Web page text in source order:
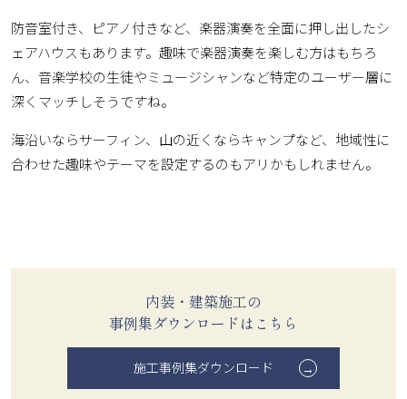
防音室付き、ピアノ付きなど、楽器演奏を全面に押し出したシ
ェアハウスもあります。趣味で楽器演奏を楽しむ方はもちろ
ん、音楽学校の生徒やミュージシャンなど特定のユーザー層に
深くマッチしそうですね。
海沿いならサーフィン、山の近くならキャンプなど、地域性に
合わせた趣味やテーマを設定するのもアリかもしれません。
内装・建築施工の
事例集ダウンロードはこちら
施工事例集ダウンロード